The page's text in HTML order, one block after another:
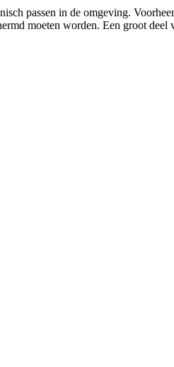
passen in de omgeving.
moeten worden. Een groot deel